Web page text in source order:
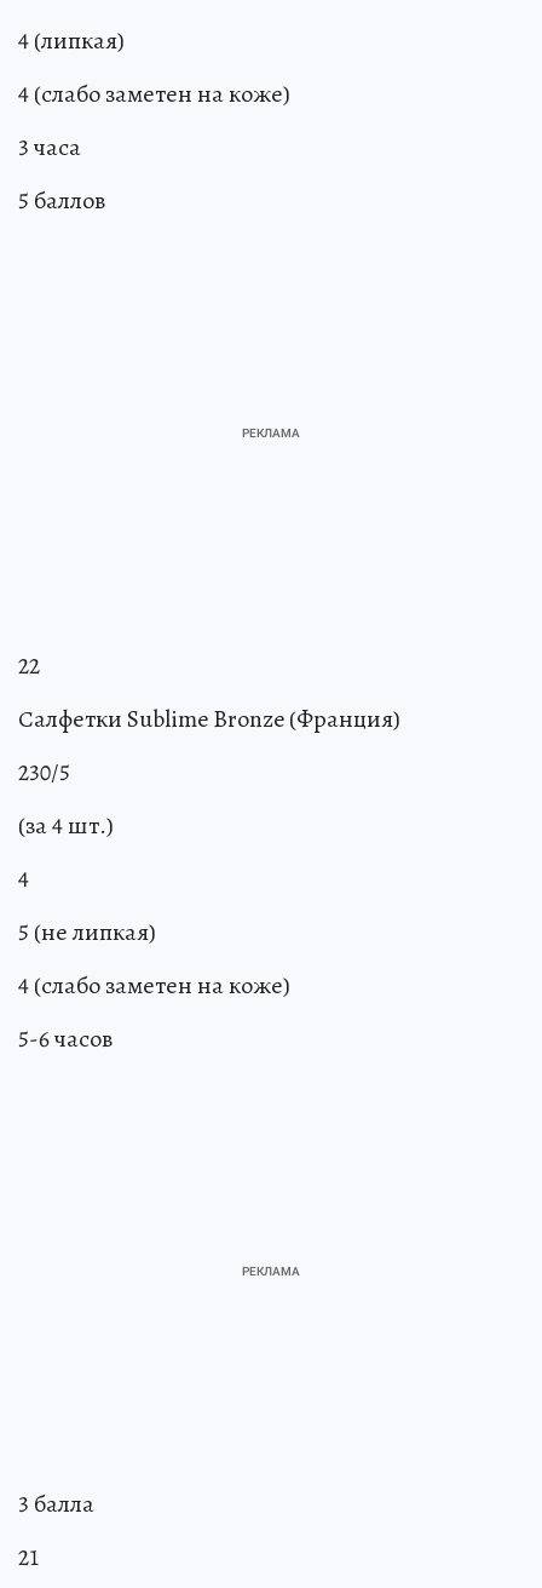
4 (липкая)
4 (слабо заметен на коже)
3 часа
5 баллов
22
Салфетки Sublime Bronze (Франция)
230/5
(за 4 шт.)
4
5 (не липкая)
4 (слабо заметен на коже)
5-6 часов
3 балла
21